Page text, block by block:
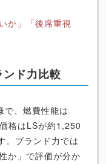
か」「後席重視
ド力比較
で、燃費性能は
格はLSが約1,250
。ブランド力では
か」で評価が分か